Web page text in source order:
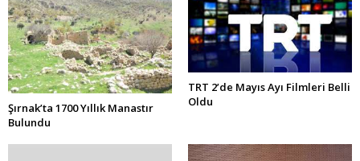
Şırnak’ta 1700 Yıllık Manastır
Bulundu
TRT 2’de Mayıs Ayı Filmleri Belli
Oldu